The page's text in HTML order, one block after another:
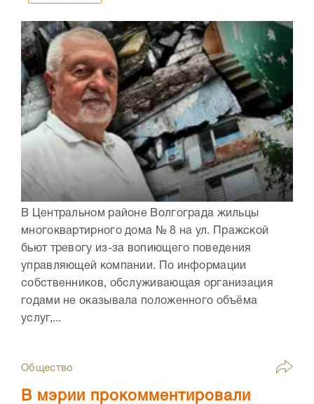
В Центральном районе Волгограда жильцы
многоквартирного дома № 8 на ул. Пражской
бьют тревогу из-за вопиющего поведения
управляющей компании. По информации
собственников, обслуживающая организация
годами не оказывала положенного объёма
услуг,...
Общество
В мэрии прокомментировали